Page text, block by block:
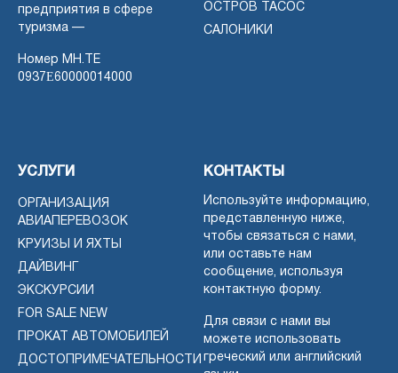
предприятия в сфере
туризма —
Номер MH.TE
0937Ε60000014000
ОСТРОВ ТАСОС
САЛОНИКИ
УСЛУГИ
ОРГАНИЗАЦИЯ
АВИАПЕРЕВОЗОК
КРУИЗЫ И ЯХТЫ
ДАЙВИНГ
ЭКСКУРСИИ
FOR SALE NEW
ПРОКАТ АВТОМОБИЛЕЙ
ДОСТОПРИМЕЧАТЕЛЬНОСТИ
КОНТАКТЫ
Используйте информацию,
представленную ниже,
чтобы связаться с нами,
или оставьте нам
сообщение, используя
контактную форму.
Для связи с нами вы
можете использовать
греческий или английский